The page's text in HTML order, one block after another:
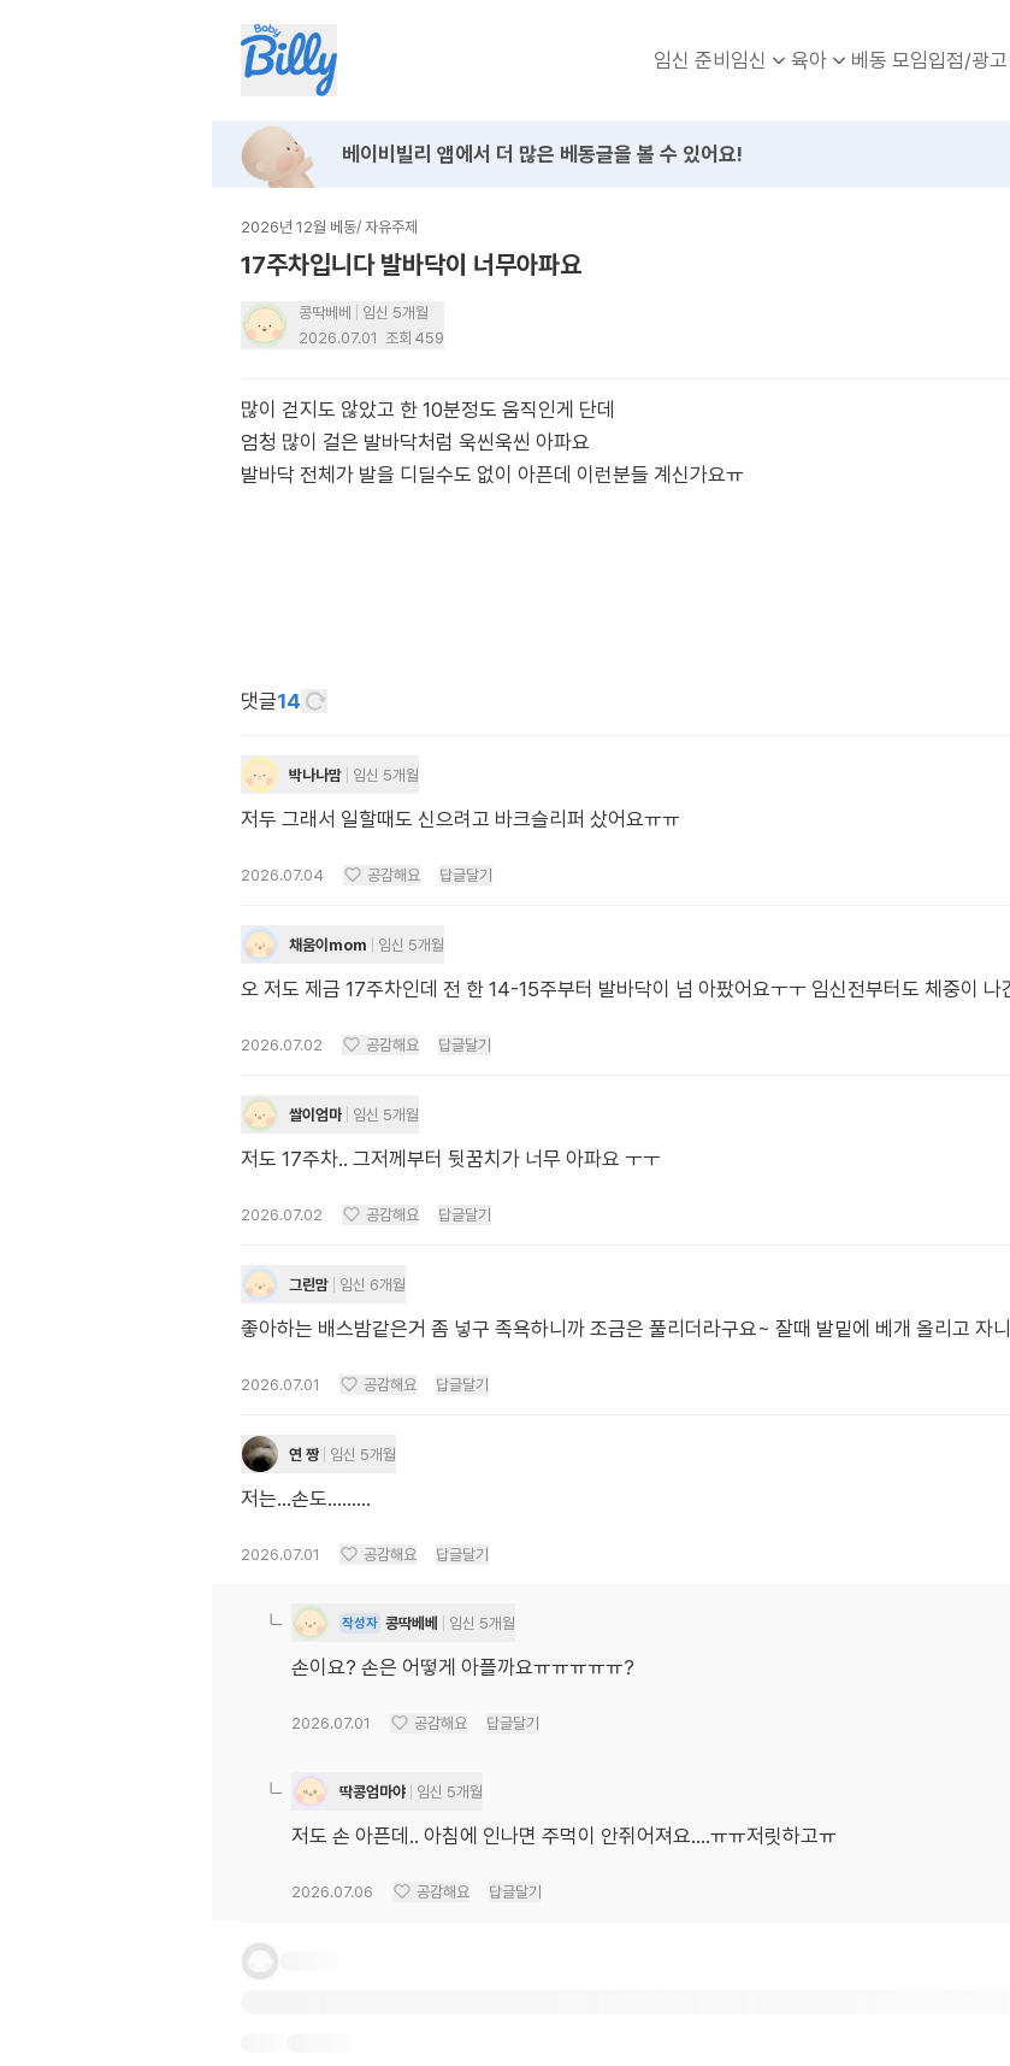
임신 준비임신 육아 베동 모임입점/광
베이비빌리 앱에서 더 많은 베동글을 볼 수 있어요!
2026년 12월 베동/ 자유주제
17주차입니다 발바닥이 너무아파요
콩딱베베
임신 5개월
2026.07.01 조회 459
많이 걷지도 않았고 한 10분정도 움직인게 단데
엄청 많이 걸은 발바닥처럼 욱씬욱씬 아파요
댓글14
박나나맘 임신 5개월
저두 그래서 일할때도 신으려고 바크슬리퍼 샀어요ㅠㅠ
2026.07.04 공감해요 답글달기
채움이mom 임신 5개월
오 저도 제금 17주차인데 전 한 14-15주부터 발바닥이 넘 아팠어요ㅜㅜ 임신전부터도 체중이
2026.07.02 공감해요 답글달기
쌀이엄마 임신 5개월
저도 17주차.. 그저께부터 뒷꿈치가 너무 아파요 ㅜㅜ
2026.07.02 공감해요 답글달기
그린맘 임신 6개월
좋아하는 배스밤같은거 좀 넣구 족욕하니까 조금은 풀리더라구요~ 잘때 발밑에 베개 올리고 자
2026.07.01 공감해요 답글달기
연 짱 임신 5개월
저는...손도.........
2026.07.01 공감해요 답글달기
작성자 콩딱베베 임신 5개월
손이요? 손은 어떻게 아플까요ㅠㅠㅠㅠㅠ?
2026.07.01 공감해요 답글달기
딱콩엄마야 임신 5개월
저도 손 아픈데.. 아침에 인나면 주먹이 안쥐어져요....ㅠㅠ저릿하고ㅠ
2026.07.06 공감해요 답글달기